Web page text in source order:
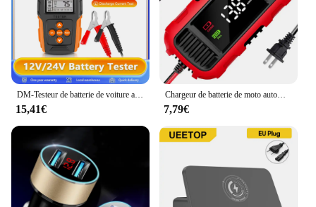
Shape or Size or Weight or Quantity: Lightweight
and Easy to Handle
Performance and Property: High-Efficiency
Charging with Multiple Safety Features
Parts and Accessories: Includes All Necessary
Connectors for Easy Installation
Features:
|Wholesale|Vendors|
**Efficient and Safe Charging**
The chargeur de batterie voiture 12v is a state-of-
the-art device designed to provide a rapid and
efficient charge to your vehicle's battery. Its high-
DM-Testeur de batterie de voiture avec écran LCD orange, analyseur, chargeur, outil de diagnostic, gel, AGM, WET, CA, SLA, CCA, IR, SOH, mesure, 12V, 24V
15,41€
Chargeur de batterie de moto automobile, chargeur d'entretien pour moto, voiture intelligente, 12V
7,79€